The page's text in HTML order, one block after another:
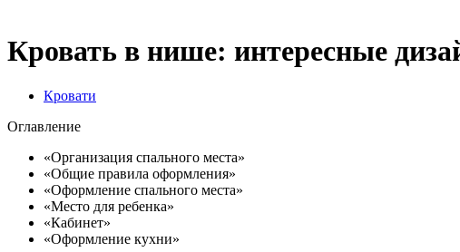
Кровать в нише: интересные
Кровати
Оглавление
«Организация спального места»
«Общие правила оформления»
«Оформление спального места»
«Место для ребенка»
«Кабинет»
«Оформление кухни»